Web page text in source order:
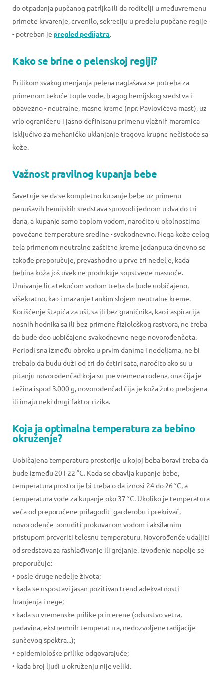
do otpadanja pupčanog patrljka ili da roditelji u međuvremenu
primete krvarenje, crvenilo, sekreciju u predelu pupčane regije
- potreban je pregled pedijatra.
Kako se brine o pelenskoj regiji?
Prilikom svakog menjanja pelena naglašava se potreba za
primenom tekuće tople vode, blagog hemijskog sredstva i
obavezno - neutralne, masne kreme (npr. Pavlovićeva mast), uz
vrlo ograničenu i jasno definisanu primenu vlažnih maramica
isključivo za mehaničko uklanjanje tragova krupne nečistoće sa
kože.
Važnost pravilnog kupanja bebe
Savetuje se da se kompletno kupanje bebe uz primenu
penušavih hemijskih sredstava sprovodi jednom u dva do tri
dana, a kupanje samo toplom vodom, naročito u okolnostima
povećane temperature sredine - svakodnevno. Nega kože celog
tela primenom neutralne zaštitne kreme jedanputa dnevno se
takođe preporučuje, prevashodno u prve tri nedelje, kada
bebina koža još uvek ne produkuje sopstvene masnoće.
Umivanje lica tekućom vodom treba da bude uobičajeno,
višekratno, kao i mazanje tankim slojem neutralne kreme.
Korišćenje štapića za uši, sa ili bez graničnika, kao i aspiracija
nosnih hodnika sa ili bez primene fiziološkog rastvora, ne treba
da bude deo uobičajene svakodnevne nege novorođenčeta.
Periodi sna između obroka u prvim danima i nedeljama, ne bi
trebalo da budu duži od tri do četiri sata, naročito ako su u
pitanju novorođenčad koja su pre vremena rođena, ona čija je
težina ispod 3.000 g, novorođenčad čija je koža žuto prebojena
ili imaju neki drugi faktor rizika.
Koja ja optimalna temperatura za bebino
okruženje?
Uobičajena temperatura prostorije u kojoj beba boravi treba da
bude između 20 i 22 °C. Kada se obavlja kupanje bebe,
temperatura prostorije bi trebalo da iznosi 24 do 26 °C, a
temperatura vode za kupanje oko 37 °C. Ukoliko je temperatura
veća od preporučene prilagoditi garderobu i prekrivač,
novorođenče ponuditi prokuvanom vodom i aksilarnim
pristupom proveriti telesnu temperaturu. Novorođenče udaljiti
od sredstava za rashlađivanje ili grejanje. Izvođenje napolje se
preporučuje:
• posle druge nedelje života;
• kada se uspostavi jasan pozitivan trend adekvatnosti
hranjenja i nege;
• kada su vremenske prilike primerene (odsustvo vetra,
padavina, ekstremnih temperatura, nedozvoljene radijacije
sunčevog spektra...);
• epidemiološke prilike odgovarajuće;
• kada broj ljudi u okruženju nije veliki.